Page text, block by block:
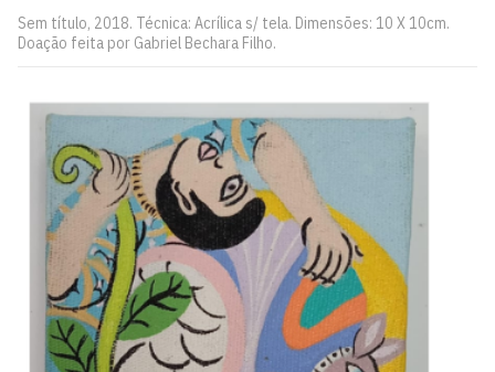
Sem título, 2018. Técnica: Acrílica s/ tela. Dimensões: 10 X 10cm.
Doação feita por Gabriel Bechara Filho.